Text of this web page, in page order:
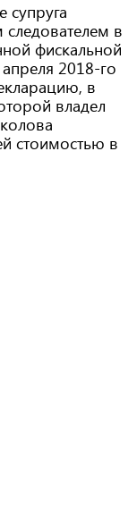
супруга
в
фискальной
2018-го
в
владел
стоимостью в